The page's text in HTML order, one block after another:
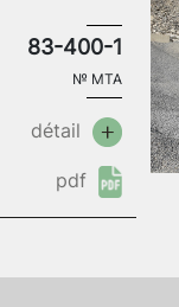
83-400-1
№ MTA
détail
pdf